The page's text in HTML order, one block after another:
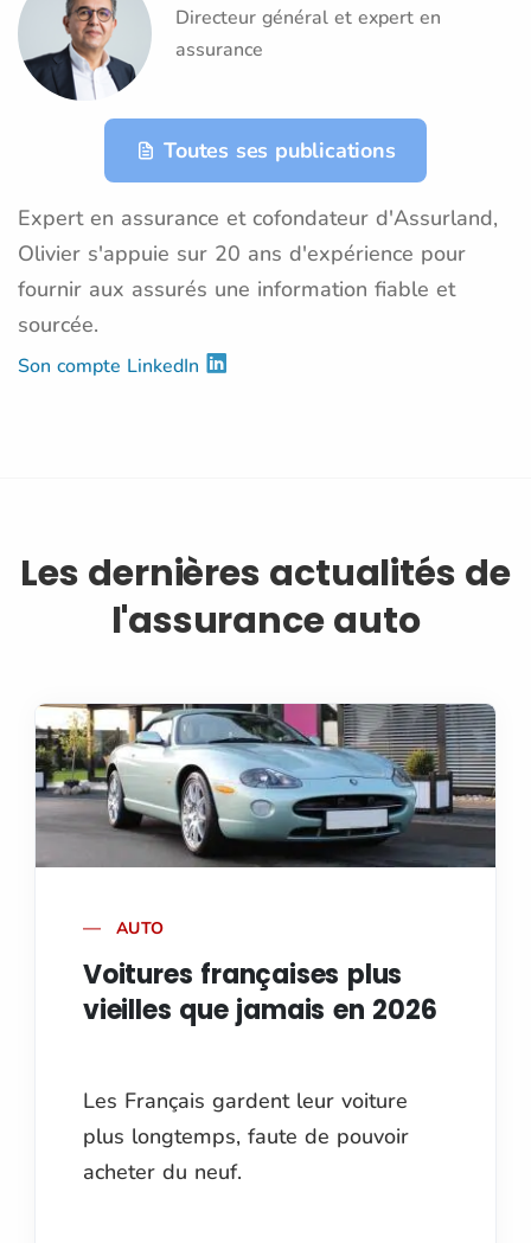
Directeur général et expert en
assurance
Toutes ses publications
Expert en assurance et cofondateur d'Assurland,
Olivier s'appuie sur 20 ans d'expérience pour
fournir aux assurés une information fiable et
sourcée.
Son compte LinkedIn
Les dernières actualités de
l'assurance auto
AUTO
Voitures françaises plus
vieilles que jamais en 2026
Les Français gardent leur voiture
plus longtemps, faute de pouvoir
acheter du neuf.